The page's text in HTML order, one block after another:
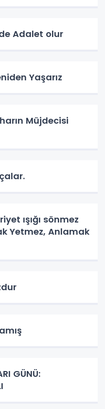
Adalet olur
Yaşarız
ışığı sönmez
Yetmez, Anlamak
GÜNÜ: